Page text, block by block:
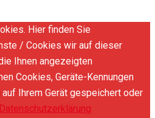
Hier finden Sie
/ Cookies wir auf dieser
Ihnen angezeigten
Cookies, Geräte-Kennungen
Ihrem Gerät gespeichert oder
Datenschutzerklärung